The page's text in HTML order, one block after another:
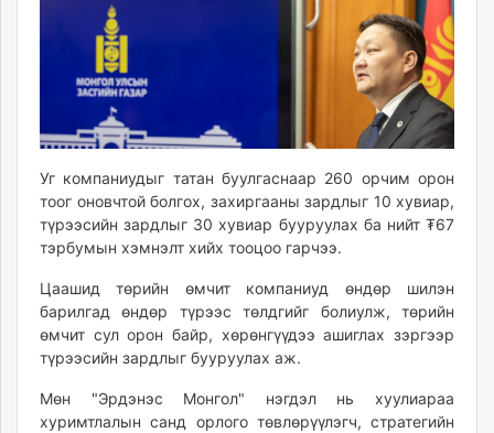
mminfo.mn
urlag.mn
unen.mn
asu.mn
shudarga.mn
shuurhai.mn
unuudur.mn
isee.mn
mglradio.com
fact.mn
itoim.mn
tumen.mn
Уг компаниудыг татан буулгаснаар 260 орчим орон
тоог оновчтой болгох, захиргааны зардлыг 10 хувиар,
түрээсийн зардлыг 30 хувиар бууруулах ба нийт ₮67
тэрбумын хэмнэлт хийх тооцоо гарчээ.
Цаашид төрийн өмчит компаниуд өндөр шилэн
барилгад өндөр түрээс төлдгийг болиулж, төрийн
өмчит сул орон байр, хөрөнгүүдээ ашиглах зэргээр
түрээсийн зардлыг бууруулах аж.
Мөн "Эрдэнэс Монгол" нэгдэл нь хуулиараа
хуримтлалын санд орлого төвлөрүүлэгч, стратегийн